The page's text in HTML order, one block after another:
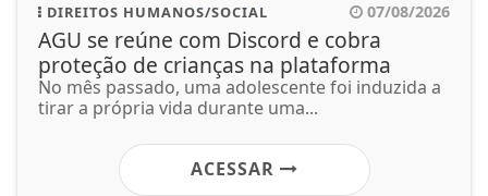
DIREITOS HUMANOS/SOCIAL 07/08/2026
AGU se reúne com Discord e cobra
proteção de crianças na plataforma
No mês passado, uma adolescente foi induzida a
tirar a própria vida durante uma...
ACESSAR